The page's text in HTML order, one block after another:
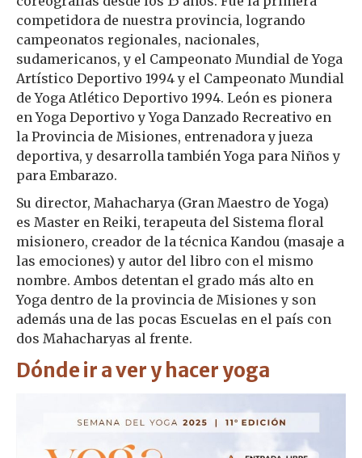
competidora de nuestra provincia, logrando
campeonatos regionales, nacionales,
sudamericanos, y el Campeonato Mundial de Yoga
Artístico Deportivo 1994 y el Campeonato Mundial
de Yoga Atlético Deportivo 1994. León es pionera
en Yoga Deportivo y Yoga Danzado Recreativo en
la Provincia de Misiones, entrenadora y jueza
deportiva, y desarrolla también Yoga para Niños y
para Embarazo.
Su director, Mahacharya (Gran Maestro de Yoga)
es Master en Reiki, terapeuta del Sistema floral
misionero, creador de la técnica Kandou (masaje a
las emociones) y autor del libro con el mismo
nombre. Ambos detentan el grado más alto en
Yoga dentro de la provincia de Misiones y son
además una de las pocas Escuelas en el país con
dos Mahacharyas al frente.
Dónde ir a ver y hacer yoga